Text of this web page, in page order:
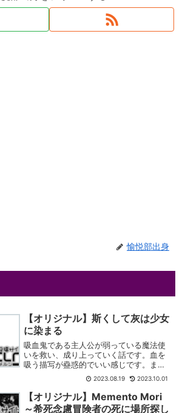
愉悦部出身
【オリジナル】斯くして灰は少女
に染まる
吸血鬼である主人公が弱っている魔法使
いを救い、成り上っていく話です。血を
吸う描写が蠱惑的でいい感じです。また
主人公の明るい雰囲気が強く、あまり暗
くなりすぎていないところもよいです。
2023.08.19 2023.10.01
【オリジナル】Memento Mori
～希死念慮冒険者の死に場所探し